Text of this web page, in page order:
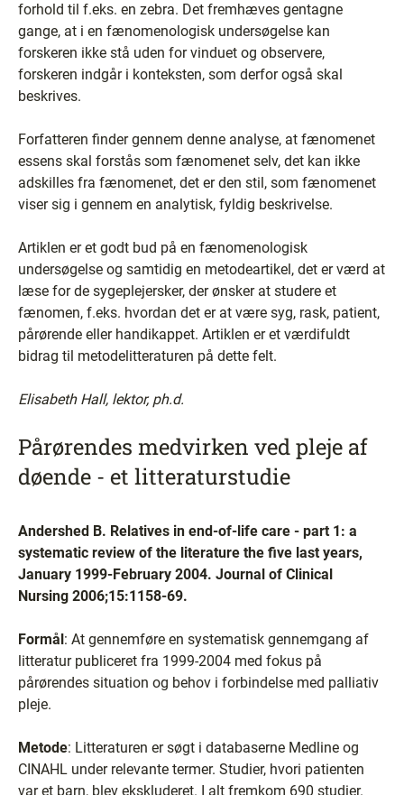
forhold til f.eks. en zebra. Det fremhæves gentagne
gange, at i en fænomenologisk undersøgelse kan
forskeren ikke stå uden for vinduet og observere,
forskeren indgår i konteksten, som derfor også skal
beskrives.
Forfatteren finder gennem denne analyse, at fænomenet
essens skal forstås som fænomenet selv, det kan ikke
adskilles fra fænomenet, det er den stil, som fænomenet
viser sig i gennem en analytisk, fyldig beskrivelse.
Artiklen er et godt bud på en fænomenologisk
undersøgelse og samtidig en metodeartikel, det er værd at
læse for de sygeplejersker, der ønsker at studere et
fænomen, f.eks. hvordan det er at være syg, rask, patient,
pårørende eller handikappet. Artiklen er et værdifuldt
bidrag til metodelitteraturen på dette felt.
Elisabeth Hall, lektor, ph.d.
Pårørendes medvirken ved pleje af
døende - et litteraturstudie
Andershed B. Relatives in end-of-life care - part 1: a
systematic review of the literature the five last years,
January 1999-February 2004. Journal of Clinical
Nursing 2006;15:1158-69.
Formål: At gennemføre en systematisk gennemgang af
litteratur publiceret fra 1999-2004 med fokus på
pårørendes situation og behov i forbindelse med palliativ
pleje.
Metode: Litteraturen er søgt i databaserne Medline og
CINAHL under relevante termer. Studier, hvori patienten
var et barn, blev ekskluderet. I alt fremkom 690 studier.